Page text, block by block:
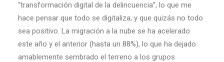
“transformación digital de la delincuencia”, lo que me
hace pensar que todo se digitaliza, y que quizás no todo
sea positivo. La migración a la nube se ha acelerado
este año y el anterior (hasta un 88%), lo que ha dejado
amablemente sembrado el terreno a los grupos